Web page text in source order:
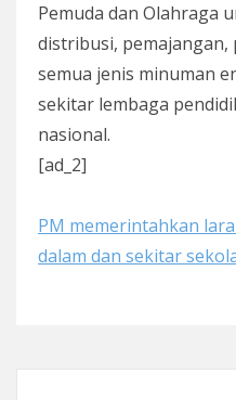
Pemuda dan Olahraga
distribusi, pemajangan,
semua jenis minuman
sekitar lembaga
nasional.
[ad_2]
PM memerintahkan
dalam dan sekitar